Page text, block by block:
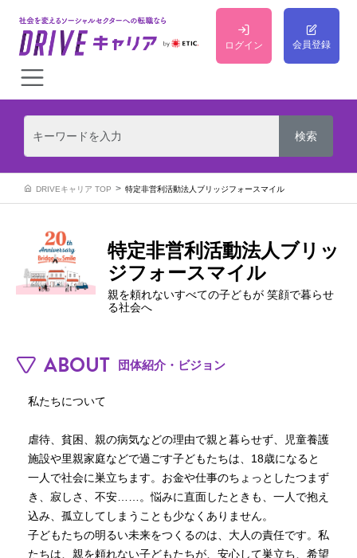
ログイン 会員登録
DRIVEキャリア TOP 特定非営利活動法人ブリッジフォースマイル
特定非営利活動法人ブリッ
ジフォースマイル
親を頼れないすべての子どもが 笑顔で暮らせ
る社会へ
ABOUT 団体紹介・ビジョン
私たちについて
虐待、貧困、親の病気などの理由で親と暮らせず、児童養護
施設や里親家庭などで過ごす子どもたちは、18歳になると
一人で社会に巣立ちます。お金や仕事のちょっとしたつまず
き、寂しさ、不安……。悩みに直面したときも、一人で抱え
込み、孤立してしまうことも少なくありません。
子どもたちの明るい未来をつくるのは、大人の責任です。私
たちは、親を頼れない子どもたちが、安心して巣立ち、希望